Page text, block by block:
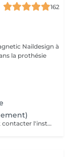
162
Naildesign à
Pour un Nail art (decoration plus complexe) il faut contacter l'institut pour avoir un devis.